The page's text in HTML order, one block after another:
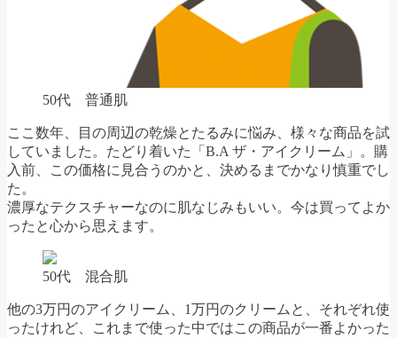
50代 普通肌
ここ数年、目の周辺の乾燥とたるみに悩み、様々な商品を試
していました。たどり着いた「B.A ザ・アイクリーム」。購
入前、この価格に見合うのかと、決めるまでかなり慎重でし
た。
濃厚なテクスチャーなのに肌なじみもいい。今は買ってよか
ったと心から思えます。
50代 混合肌
他の3万円のアイクリーム、1万円のクリームと、それぞれ使
ったけれど、これまで使った中ではこの商品が一番よかった